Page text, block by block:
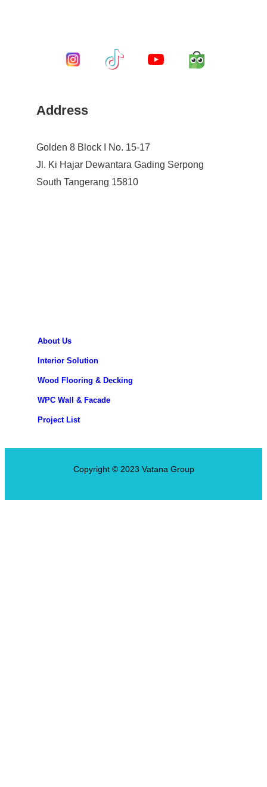
Address
Golden 8 Block I No. 15-17
Jl. Ki Hajar Dewantara Gading Serpong
South Tangerang 15810
About Us
Interior Solution
Wood Flooring & Decking
WPC Wall & Facade
Project List
Copyright © 2023 Vatana Group